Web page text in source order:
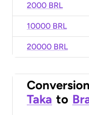
2000 BRL
10000 BRL
20000 BRL
Taka to